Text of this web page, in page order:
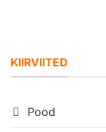
KIIRVIITED
Pood